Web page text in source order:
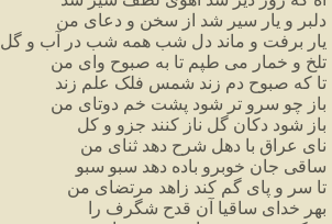
دلبر و یار سیر شد از سخن و دعای من
یار برفت و ماند دل شب همه شب در آب و گل
تلخ و خمار می طپم تا به صبوح وای من
تا که صبوح دم زند شمس فلک علم زند
باز چو سرو تر شود پشت خم دوتای من
باز شود دکان گل ناز کنند جزو و کل
نای عراق با دهل شرح دهد ثنای من
ساقی جان خوبرو باده دهد سبو سبو
تا سر و پای گم کند زاهد مرتضای من
بهر خدای ساقیا آن قدح شگرف را